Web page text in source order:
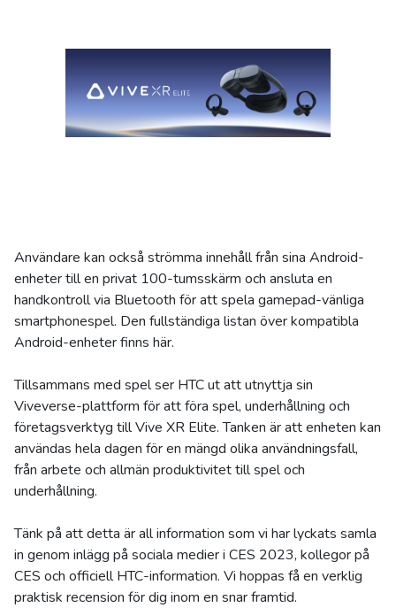
Användare kan också strömma innehåll från sina Android-
enheter till en privat 100-tumsskärm och ansluta en
handkontroll via Bluetooth för att spela gamepad-vänliga
smartphonespel. Den fullständiga listan över kompatibla
Android-enheter finns här.
Tillsammans med spel ser HTC ut att utnyttja sin
Viveverse-plattform för att föra spel, underhållning och
företagsverktyg till Vive XR Elite. Tanken är att enheten kan
användas hela dagen för en mängd olika användningsfall,
från arbete och allmän produktivitet till spel och
underhållning.
Tänk på att detta är all information som vi har lyckats samla
in genom inlägg på sociala medier i CES 2023, kollegor på
CES och officiell HTC-information. Vi hoppas få en verklig
praktisk recension för dig inom en snar framtid.